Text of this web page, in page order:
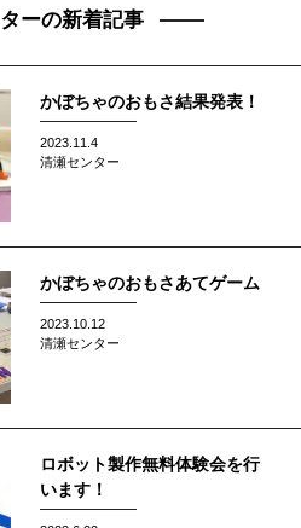
ーの新着記事
かぼちゃのおもさ結果発表！
2023.11.4
清瀬センター
かぼちゃのおもさあてゲーム
2023.10.12
清瀬センター
ロボット製作無料体験会を行
います！